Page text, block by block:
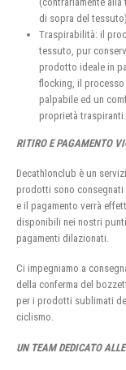
di sopra del tessuto).
Traspirabilità: il
tessuto, pur
prodotto ideale in
flocking, il
palpabile ed un
proprietà traspiranti.
RITIRO E PAGAMENTO
Decathlonclub è un
prodotti sono
e il pagamento verrà
disponibili nei nostri
pagamenti dilazionati.
Ci impegniamo a
della conferma del
per i prodotti sublimati
ciclismo.
UN TEAM DEDICATO